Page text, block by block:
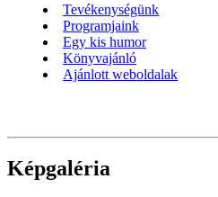
Tevékenységünk
Programjaink
Egy kis humor
Könyvajánló
Ajánlott weboldalak
Képgaléria